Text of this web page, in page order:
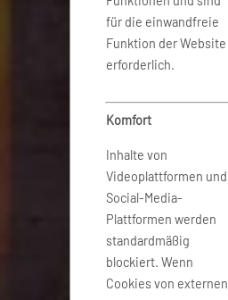
für die einwandfreie
Funktion der Website
erforderlich.
Komfort
Inhalte von
Videoplattformen und
Social-Media-
Plattformen werden
standardmäßig
blockiert. Wenn
Cookies von externen